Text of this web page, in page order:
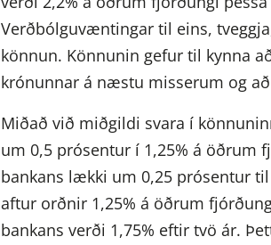
Verðbólguvæntingar til eins,
könnun. Könnunin gefur til kynna
krónunnar á næstu misserum og
Miðað við miðgildi svara í
um 0,5 prósentur í 1,25% á öðrum
bankans lækki um 0,25 prósentur
aftur orðnir 1,25% á öðrum
bankans verði 1,75% eftir tvö ár.